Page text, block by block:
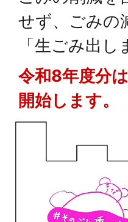
せず、ごみの
「生ごみ出
令和8年度分
開始します。